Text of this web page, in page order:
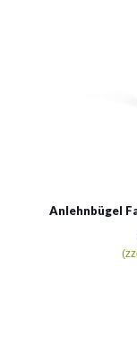
Anlehnbügel